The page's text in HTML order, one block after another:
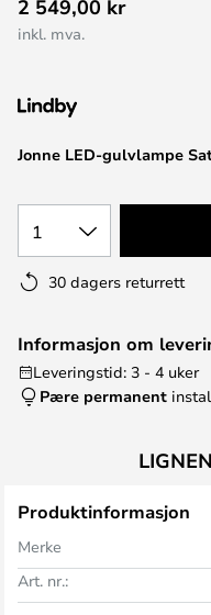
til
begynnelsen
bildegalleri
Jonne LED-gulvlampe
2 549,00 kr
inkl. mva.
1
30 dagers returrett
Informasjon om
Leveringstid: 3 - 4 uker
Pære permanent
Produktinformasjon
Merke
Art. nr.: